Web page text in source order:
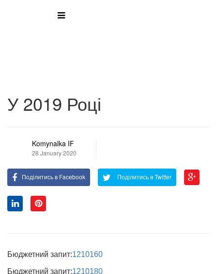
У 2019 Році
Komynalka IF
28 January 2020
Поділитись в Facebook Поділитись в Twitter
Бюджетний запит:1210160
Бюджетний запит:1210180